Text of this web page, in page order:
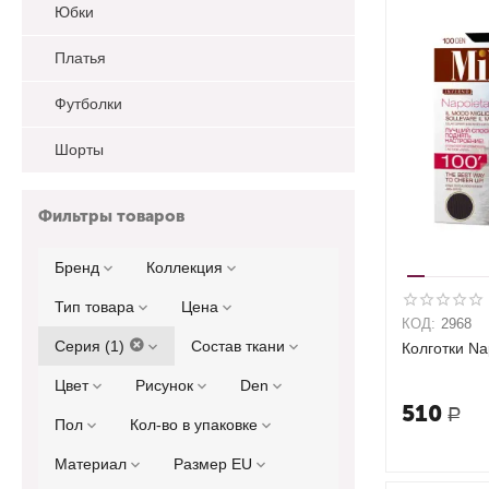
Юбки
Платья
Футболки
Шорты
Фильтры товаров
Бренд Коллекция
Тип товара Цена
Серия (1) Состав ткани
Цвет Рисунок Den
Пол Кол-во в упаковке
Материал Размер EU
КОД: 2968
Колготки
510 Р